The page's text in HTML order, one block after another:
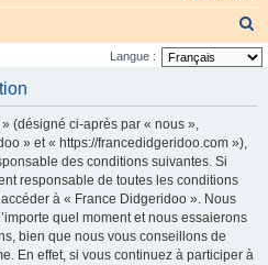
e
h
Langue :
(désigné ci-après par « nous »,
» et « https://francedidgeridoo.com »),
des conditions suivantes. Si
responsable de toutes les conditions
à « France Didgeridoo ». Nous
quel moment et nous essaierons
bien que nous vous conseillons de
En effet, si vous continuez à participer à